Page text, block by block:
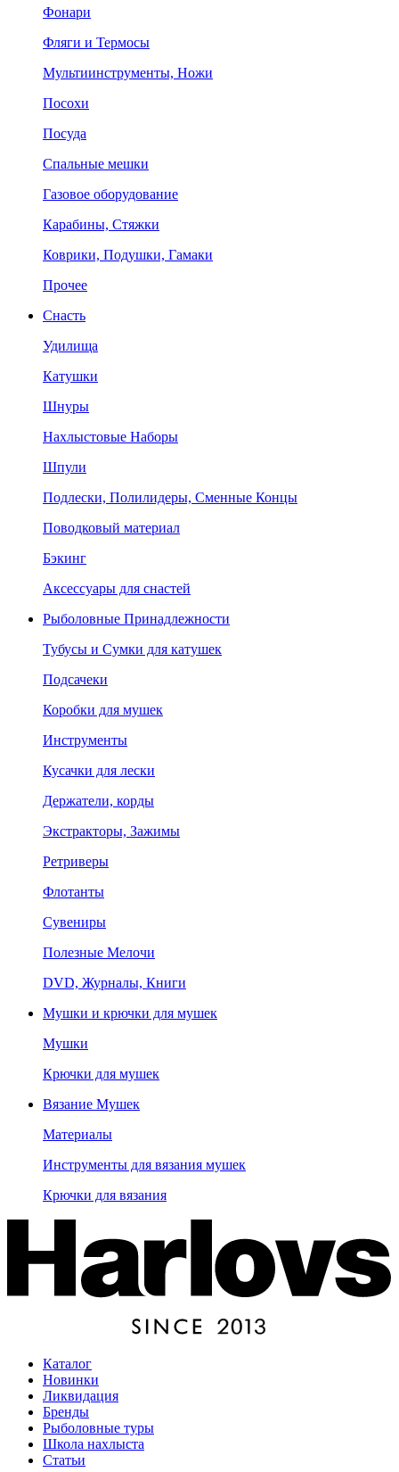
Фонари
Фляги и Термосы
Мультиинструменты, Ножи
Посохи
Посуда
Спальные мешки
Газовое оборудование
Карабины, Стяжки
Коврики, Подушки, Гамаки
Прочее
Снасть
Удилища
Катушки
Шнуры
Нахлыстовые Наборы
Шпули
Подлески, Полилидеры, Сменные Концы
Поводковый материал
Бэкинг
Аксессуары для снастей
Рыболовные Принадлежности
Тубусы и Сумки для катушек
Подсачеки
Коробки для мушек
Инструменты
Кусачки для лески
Держатели, корды
Экстракторы, Зажимы
Ретриверы
Флотанты
Сувениры
Полезные Мелочи
DVD, Журналы, Книги
Мушки и крючки для мушек
Мушки
Крючки для мушек
Вязание Мушек
Материалы
Инструменты для вязания мушек
Крючки для вязания
Каталог
Новинки
Ликвидация
Бренды
Рыболовные туры
Школа нахлыста
Статьи